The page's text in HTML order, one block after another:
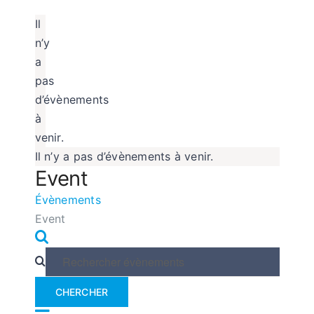
Il
n’y
a
pas
d’évènements
à
venir.
Il n’y a pas d’évènements à venir.
Event
Évènements
Event
Recherche
et
navigation
vues
Recherche
Saisir
mot-
clé.
CHERCHER